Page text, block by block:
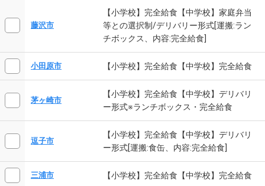
藤沢市
【小学校】完全給食【中学校】家庭弁当
等との選択制/デリバリー形式[運搬:ラン
チボックス、内容:完全給食]
小田原市 【小学校】完全給食【中学校】完全給食
茅ヶ崎市
【小学校】完全給食【中学校】デリバリ
ー形式※ランチボックス・完全給食
逗子市
【小学校】完全給食【中学校】デリバリ
ー形式[運搬:食缶、内容:完全給食]
三浦市 【小学校】完全給食【中学校】完全給食